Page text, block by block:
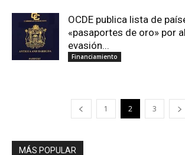
OCDE publica lista de
«pasaportes de oro» por
evasión...
Financiamiento
1 2 3
MÁS POPULAR